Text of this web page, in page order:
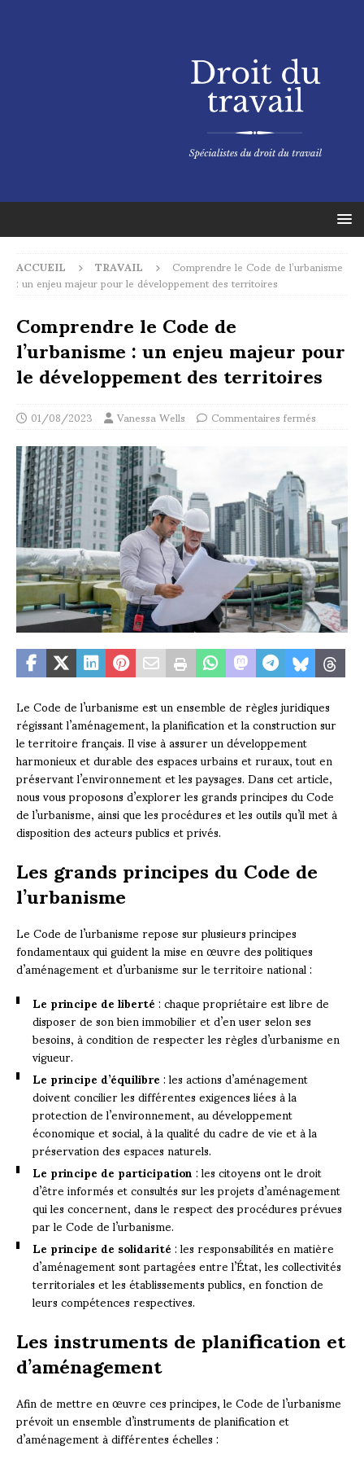
ACCUEIL TRAVAIL Comprendre le Code de l’urbanisme
: un enjeu majeur pour le développement des territoires
Comprendre le Code de
l’urbanisme : un enjeu majeur pour
le développement des territoires
01/08/2023 Vanessa Wells Commentaires fermés
Le Code de l’urbanisme est un ensemble de règles juridiques
régissant l’aménagement, la planification et la construction sur
le territoire français. Il vise à assurer un développement
harmonieux et durable des espaces urbains et ruraux, tout en
préservant l’environnement et les paysages. Dans cet article,
nous vous proposons d’explorer les grands principes du Code
de l’urbanisme, ainsi que les procédures et les outils qu’il met à
disposition des acteurs publics et privés.
Les grands principes du Code de
l’urbanisme
Le Code de l’urbanisme repose sur plusieurs principes
fondamentaux qui guident la mise en œuvre des politiques
d’aménagement et d’urbanisme sur le territoire national :
Le principe de liberté: chaque propriétaire est libre de
disposer de son bien immobilier et d’en user selon ses
besoins, à condition de respecter les règles d’urbanisme en
vigueur.
Le principe d’équilibre: les actions d’aménagement
doivent concilier les différentes exigences liées à la
protection de l’environnement, au développement
économique et social, à la qualité du cadre de vie et à la
préservation des espaces naturels.
Le principe de participation: les citoyens ont le droit
d’être informés et consultés sur les projets d’aménagement
qui les concernent, dans le respect des procédures prévues
par le Code de l’urbanisme.
Le principe de solidarité: les responsabilités en matière
d’aménagement sont partagées entre l’État, les collectivités
territoriales et les établissements publics, en fonction de
leurs compétences respectives.
Les instruments de planification et
d’aménagement
Afin de mettre en œuvre ces principes, le Code de l’urbanisme
prévoit un ensemble d’instruments de planification et
d’aménagement à différentes échelles :